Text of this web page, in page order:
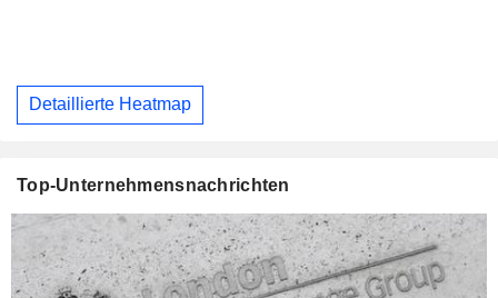
Detaillierte Heatmap
Top-Unternehmensnachrichten